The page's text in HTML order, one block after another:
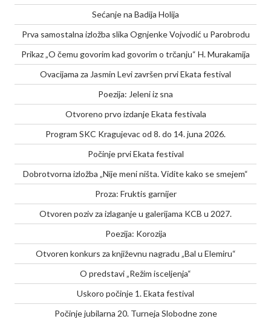
Sećanje na Badija Holija
Prva samostalna izložba slika Ognjenke Vojvodić u Parobrodu
Prikaz „O čemu govorim kad govorim o trčanju“ H. Murakamija
Ovacijama za Jasmin Levi završen prvi Ekata festival
Poezija: Jeleni iz sna
Otvoreno prvo izdanje Ekata festivala
Program SKC Kragujevac od 8. do 14. juna 2026.
Počinje prvi Ekata festival
Dobrotvorna izložba „Nije meni ništa. Vidite kako se smejem“
Proza: Fruktis garnijer
Otvoren poziv za izlaganje u galerijama KCB u 2027.
Poezija: Korozija
Otvoren konkurs za književnu nagradu „Bal u Elemiru“
O predstavi „Režim isceljenja“
Uskoro počinje 1. Ekata festival
Počinje jubilarna 20. Turneja Slobodne zone